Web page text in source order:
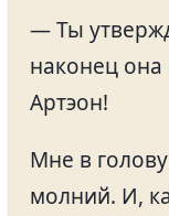
— Ты
наконец
Артэон!
Мне в
молний. И,